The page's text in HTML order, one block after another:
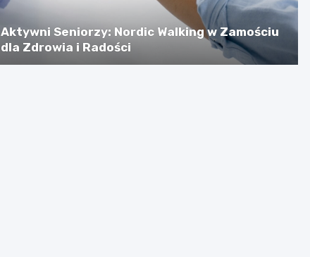
Aktywni Seniorzy: Nordic Walking w Zamościu
dla Zdrowia i Radości